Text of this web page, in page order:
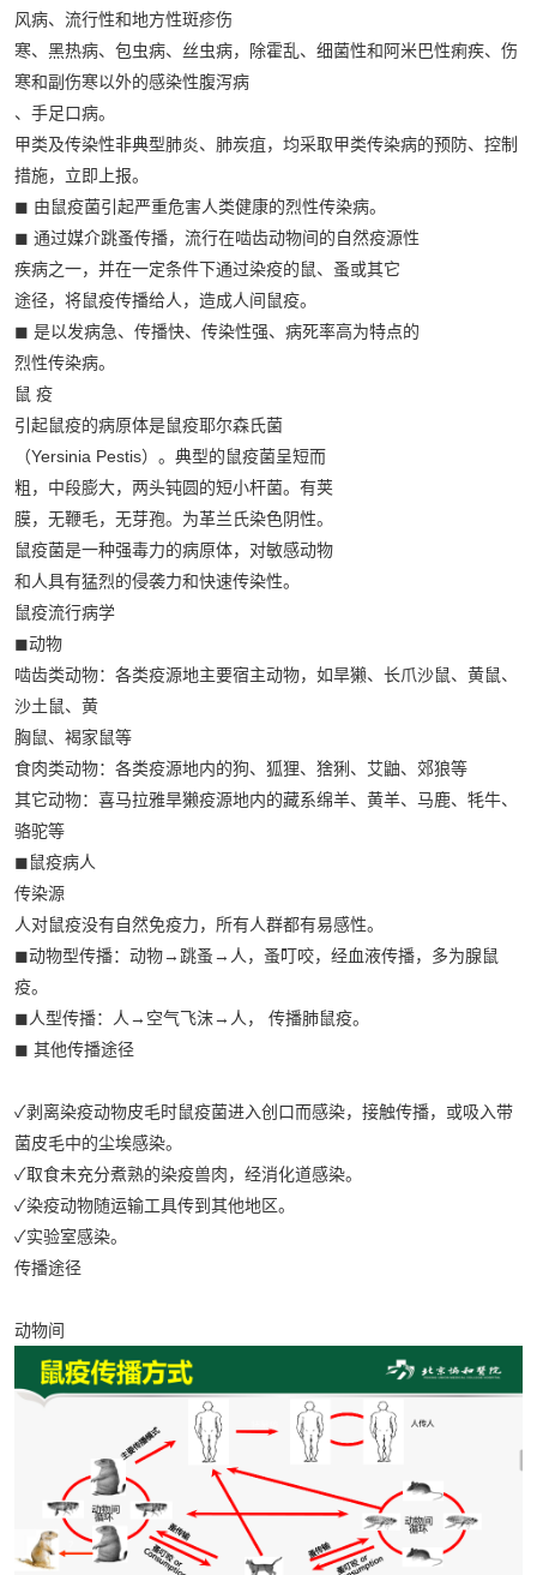
风病、流行性和地方性斑疹伤
寒、黑热病、包虫病、丝虫病，除霍乱、细菌性和阿米巴性痢疾、伤
寒和副伤寒以外的感染性腹泻病
、手足口病。
甲类及传染性非典型肺炎、肺炭疽，均采取甲类传染病的预防、控制
措施，立即上报。
◼ 由鼠疫菌引起严重危害人类健康的烈性传染病。
◼ 通过媒介跳蚤传播，流行在啮齿动物间的自然疫源性
疾病之一，并在一定条件下通过染疫的鼠、蚤或其它
途径，将鼠疫传播给人，造成人间鼠疫。
◼ 是以发病急、传播快、传染性强、病死率高为特点的
烈性传染病。
鼠 疫
引起鼠疫的病原体是鼠疫耶尔森氏菌
（Yersinia Pestis）。典型的鼠疫菌呈短而
粗，中段膨大，两头钝圆的短小杆菌。有荚
膜，无鞭毛，无芽孢。为革兰氏染色阴性。
鼠疫菌是一种强毒力的病原体，对敏感动物
和人具有猛烈的侵袭力和快速传染性。
鼠疫流行病学
◼动物
啮齿类动物：各类疫源地主要宿主动物，如旱獭、长爪沙鼠、黄鼠、
沙土鼠、黄
胸鼠、褐家鼠等
食肉类动物：各类疫源地内的狗、狐狸、猞猁、艾鼬、郊狼等
其它动物：喜马拉雅旱獭疫源地内的藏系绵羊、黄羊、马鹿、牦牛、
骆驼等
◼鼠疫病人
传染源
人对鼠疫没有自然免疫力，所有人群都有易感性。
◼动物型传播：动物→跳蚤→人，蚤叮咬，经血液传播，多为腺鼠
疫。
◼人型传播：人→空气飞沫→人， 传播肺鼠疫。
◼ 其他传播途径
✓剥离染疫动物皮毛时鼠疫菌进入创口而感染，接触传播，或吸入带
菌皮毛中的尘埃感染。
✓取食未充分煮熟的染疫兽肉，经消化道感染。
✓染疫动物随运输工具传到其他地区。
✓实验室感染。
传播途径
动物间